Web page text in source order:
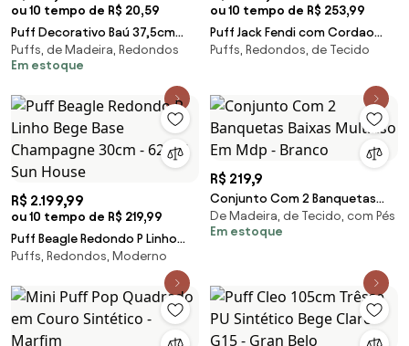
ou 10 tempo de R$ 20,59
Puff Decorativo Baú 37,5cm
Branco/Floral Pérola - Tecno
Mobili
Puffs, de Madeira, Redondos
Em estoque
ou 10 tempo de R$ 253,99
Puff Jack Fendi com Cordao
Champagne 80cm - 65472 Sun
Puffs, Redondos, de Tecido
R$ 2.199,99
ou 10 tempo de R$ 219,99
Puff Beagle Redondo P Linho
Bege Base Champagne 30cm -
Puffs, Redondos, Moderno
R$ 219,9
Conjunto Com 2 Banquetas
Baixas Multiuso Em Mdp -
Branco
De Madeira, de Tecido, com Pés
Em estoque